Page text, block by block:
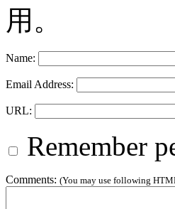
用。
Name:
Email Address:
URL:
Remember
Comments: (You may use following